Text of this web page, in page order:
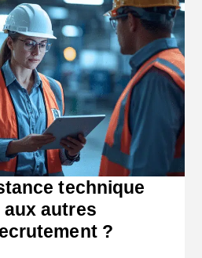
technique
aux autres
?